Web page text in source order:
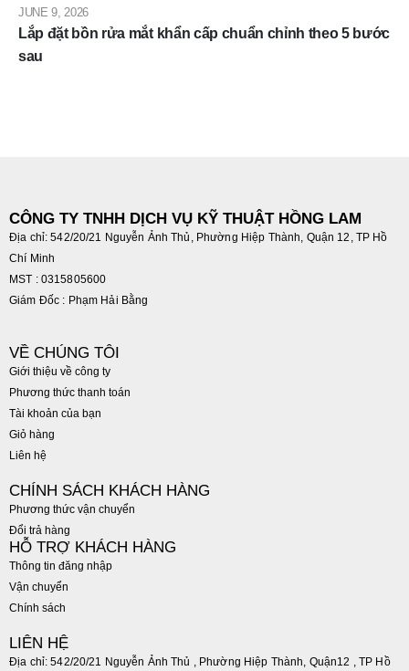
Lắp đặt bồn rửa mắt khẩn cấp chuẩn chỉnh theo 5 bước
sau
JUNE 9, 2026
CÔNG TY TNHH DỊCH VỤ KỸ THUẬT HỒNG LAM
Địa chỉ: 542/20/21 Nguyễn Ảnh Thủ, Phường Hiệp Thành, Quận 12, TP Hồ
Chí Minh
MST : 0315805600
Giám Đốc : Phạm Hải Bằng
VỀ CHÚNG TÔI
Giới thiệu về công ty
Phương thức thanh toán
Tài khoản của bạn
Giỏ hàng
Liên hệ
CHÍNH SÁCH KHÁCH HÀNG
Phương thức vận chuyển
Đổi trả hàng
HỖ TRỢ KHÁCH HÀNG
Thông tin đăng nhập
Vận chuyển
Chính sách
LIÊN HỆ
Địa chỉ: 542/20/21 Nguyễn Ảnh Thủ , Phường Hiệp Thành, Quận12 , TP Hồ